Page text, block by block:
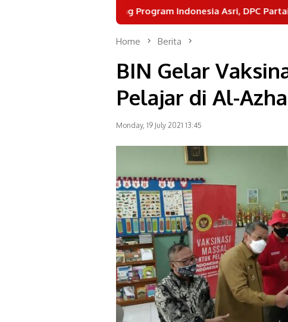
Dukung Program Indonesia Asri, DPC Partai Demokrat
Home Berita
BIN Gelar
Pelajar di Al-
Monday, 19 July 2021 13:45